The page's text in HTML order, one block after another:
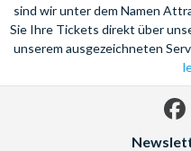
sind wir unter dem Namen
Sie Ihre Tickets direkt über
unserem ausgezeichneten